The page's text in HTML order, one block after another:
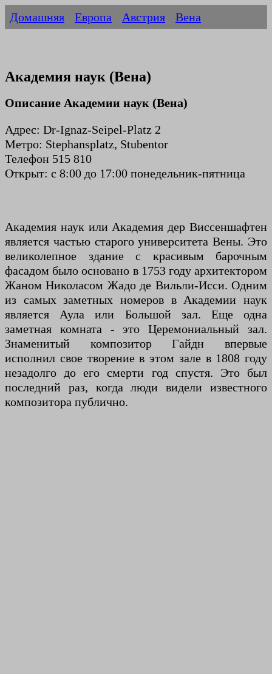
Домашняя Европа Австрия Вена
Академия наук (Вена)
Описание Академии наук (Вена)
Адрес: Dr-Ignaz-Seipel-Platz 2
Метро: Stephansplatz, Stubentor
Телефон 515 810
Открыт: с 8:00 до 17:00 понедельник-пятница
Академия наук или Академия дер Виссеншафтен
является частью старого университета Вены. Это
великолепное здание с красивым барочным
фасадом было основано в 1753 году архитектором
Жаном Николасом Жадо де Вильли-Исси. Одним
из самых заметных номеров в Академии наук
является Аула или Большой зал. Еще одна
заметная комната - это Церемониальный зал.
Знаменитый композитор Гайдн впервые
исполнил свое творение в этом зале в 1808 году
незадолго до его смерти год спустя. Это был
последний раз, когда люди видели известного
композитора публично.